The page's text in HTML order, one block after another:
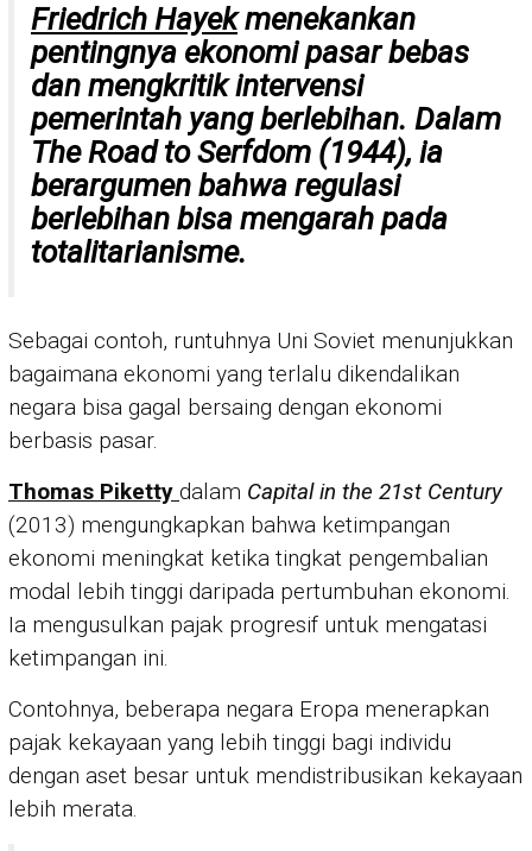
Friedrich Hayekmenekankan
pentingnya ekonomi pasar bebas
dan mengkritik intervensi
pemerintah yang berlebihan. Dalam
The Road to Serfdom (1944), ia
berargumen bahwa regulasi
berlebihan bisa mengarah pada
totalitarianisme.
Sebagai contoh, runtuhnya Uni Soviet menunjukkan
bagaimana ekonomi yang terlalu dikendalikan
negara bisa gagal bersaing dengan ekonomi
berbasis pasar.
Thomas Piketty dalam Capital in the 21st Century
(2013) mengungkapkan bahwa ketimpangan
ekonomi meningkat ketika tingkat pengembalian
modal lebih tinggi daripada pertumbuhan ekonomi.
Ia mengusulkan pajak progresif untuk mengatasi
ketimpangan ini.
Contohnya, beberapa negara Eropa menerapkan
pajak kekayaan yang lebih tinggi bagi individu
dengan aset besar untuk mendistribusikan kekayaan
lebih merata.